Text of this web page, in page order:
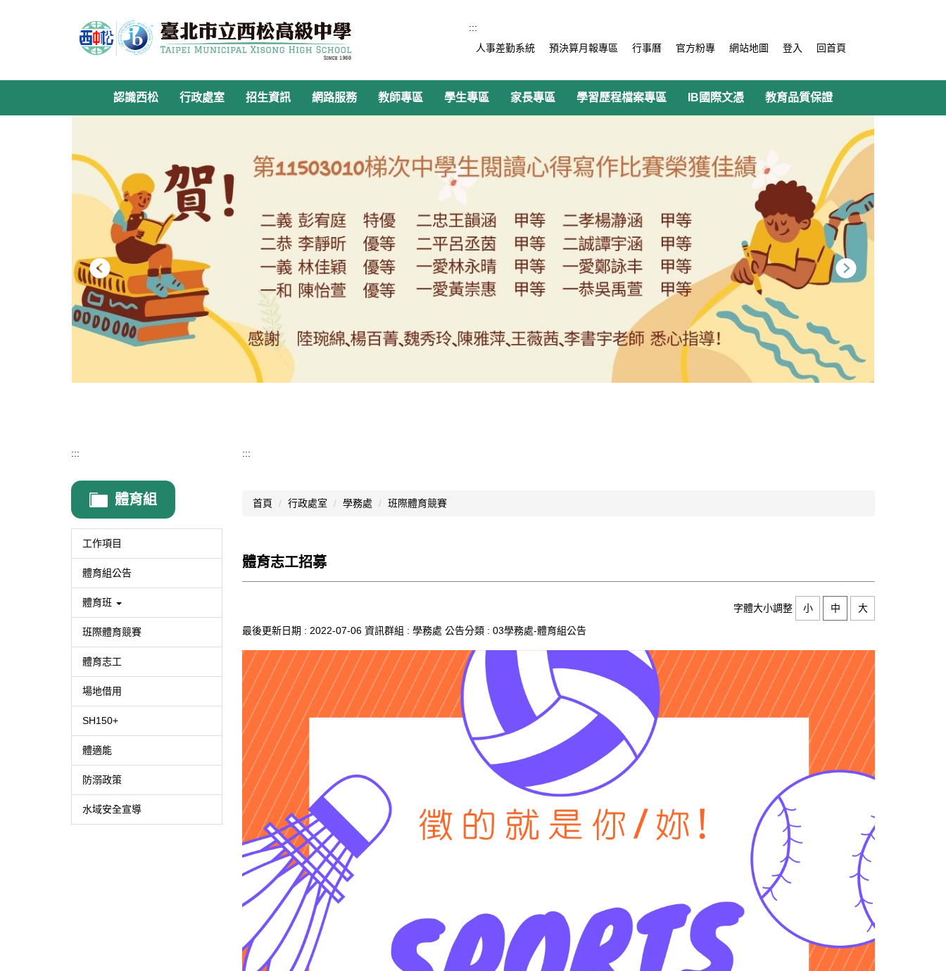
容
:::
人事差勤系統
預決算月報專區 行事曆 官方粉專 網站地圖 登入 回首頁
認識西松 行政處室 招生資訊 網路服務 教師專區 學生專區 家長專區 學習歷程檔案專區 IB國際文憑 教育品質保證
:::
體育組
工作項目
體育組公告
體育班
班際體育競賽
體育志工
場地借用
SH150+
體適能
防溺政策
水域安全宣導
:::
首頁 行政處室 學務處 班際體育競賽
體育志工招募
字體大小調整 小 中
大
最後更新日期 : 2022-07-06 資訊群組 : 學務處 公告分類 : 03學務處-體育組公告